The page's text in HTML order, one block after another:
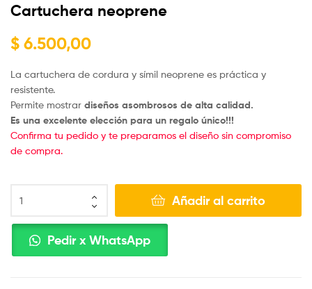
Cartuchera neoprene
$ 6.500,00
La cartuchera de cordura y símil neoprene es práctica y
resistente.
Permite mostrar diseños asombrosos de alta calidad.
Es una excelente elección para un regalo único!!!
Confirma tu pedido y te preparamos el diseño sin compromiso
de compra.
Añadir al carrito
Pedir x WhatsApp